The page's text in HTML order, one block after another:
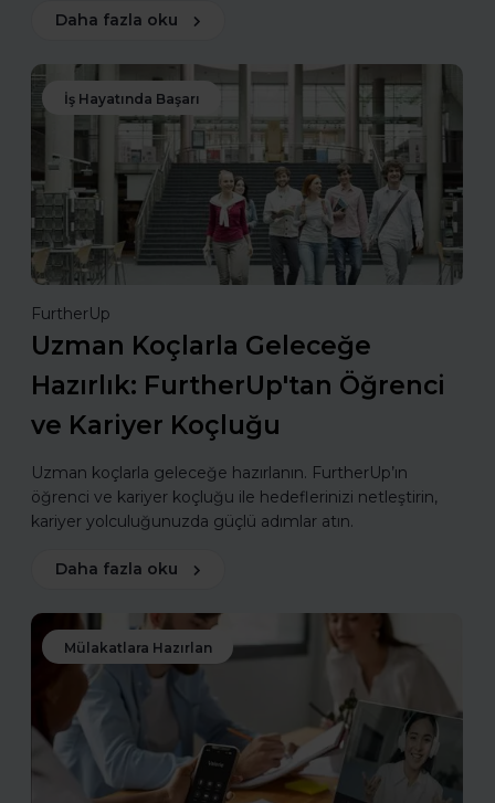
Daha fazla oku
İş Hayatında Başarı
FurtherUp
Uzman Koçlarla Geleceğe
Hazırlık: FurtherUp'tan Öğrenci
ve Kariyer Koçluğu
Uzman koçlarla geleceğe hazırlanın. FurtherUp’ın
öğrenci ve kariyer koçluğu ile hedeflerinizi netleştirin,
kariyer yolculuğunuzda güçlü adımlar atın.
Daha fazla oku
Mülakatlara Hazırlan